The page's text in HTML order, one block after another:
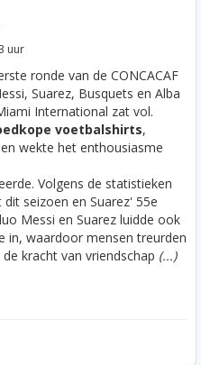
uur
ronde van de CONCACAF
Suarez, Busquets en Alba
International zat vol.
voetbalshirts,
wekte het enthousiasme
Volgens de statistieken
seizoen en Suarez' 55e
Messi en Suarez luidde ook
in, waardoor mensen treurden
kracht van vriendschap (...)